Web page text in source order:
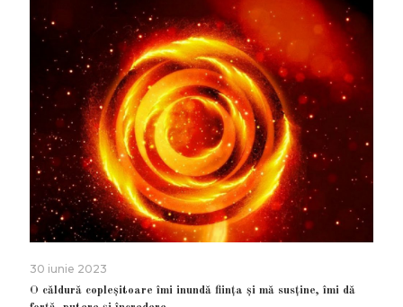
30 iunie 2023
O căldură copleșitoare îmi inundă ființa și mă susține, îmi dă